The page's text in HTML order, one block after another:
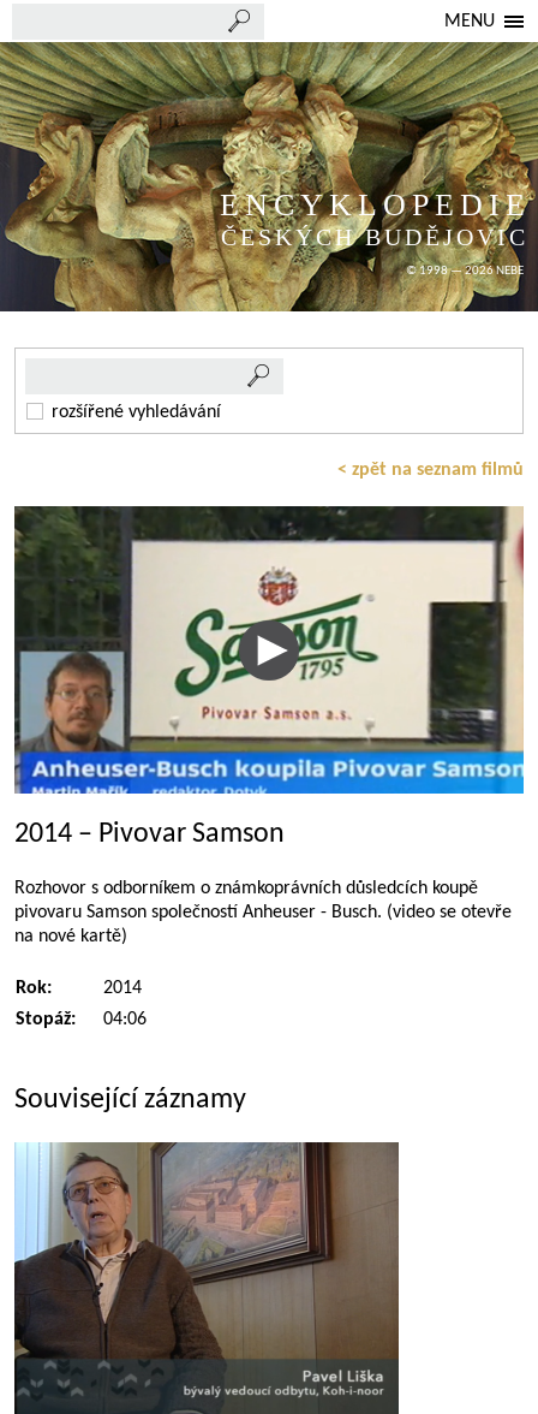
MENU
ENCYKLOPEDIE
ČESKÝCH BUDĚJOVIC
© 1998 — 2026 NEBE
rozšířené vyhledávání
< zpět na seznam filmů
2014 – Pivovar Samson
Rozhovor s odborníkem o známkoprávních důsledcích koupě
pivovaru Samson společností Anheuser - Busch. (video se otevře
na nové kartě)
Rok:
2014
Stopáž:
04:06
Související záznamy